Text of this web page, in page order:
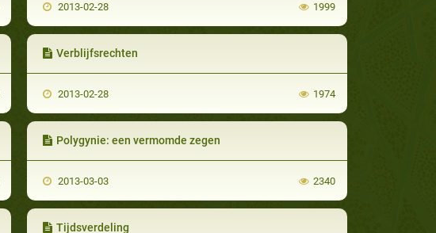
2013-02-28 1999
Verblijfsrechten
2013-02-28 1974
Polygynie: een vermomde zegen
2013-03-03 2340
Tijdsverdeling